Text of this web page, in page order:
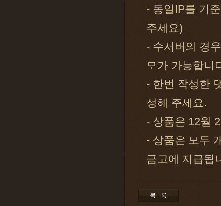
- 동일IP를 기
주세요)
- 수서버의 경
모가 가능합니
- 한번 작성한
성해 주세요.
- 상품은 12월
- 상품은 모두
금고에 지급됩